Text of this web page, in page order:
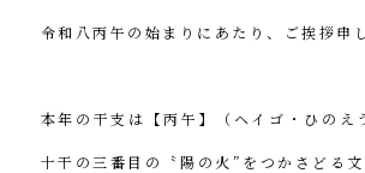
令和八丙午の始まりにあたり、ご挨拶申
本年の干支は【丙午】（ヘイゴ・ひのえ
十干の三番目の〝陽の火”をつかさどる